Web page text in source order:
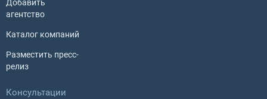
Добавить
агентство
Каталог компаний
Разместить пресс-
релиз
Консультации